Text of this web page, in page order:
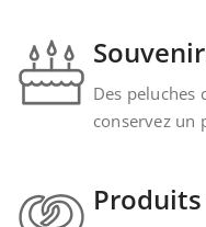
Des peluches
conservez un